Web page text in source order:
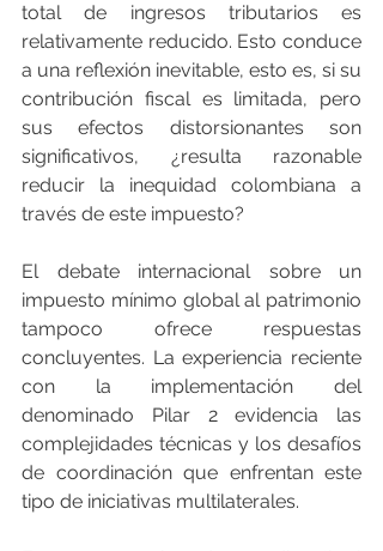
total de ingresos tributarios es
relativamente reducido. Esto conduce
a una reflexión inevitable, esto es, si su
contribución fiscal es limitada, pero
sus efectos distorsionantes son
significativos, ¿resulta razonable
reducir la inequidad colombiana a
través de este impuesto?
El debate internacional sobre un
impuesto mínimo global al patrimonio
tampoco ofrece respuestas
concluyentes. La experiencia reciente
con la implementación del
denominado Pilar 2 evidencia las
complejidades técnicas y los desafíos
de coordinación que enfrentan este
tipo de iniciativas multilaterales.